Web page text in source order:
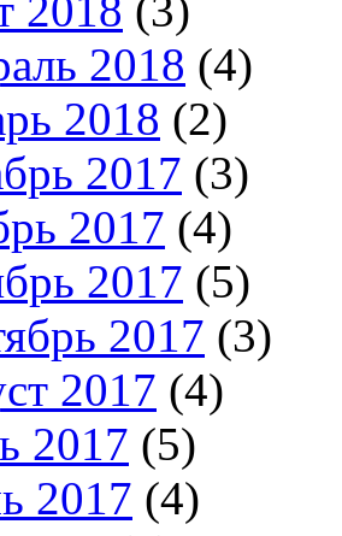
2018 (3)
2018 (4)
2018 (2)
2017 (3)
2017 (4)
2017 (5)
2017 (3)
2017 (4)
2017 (5)
2017 (4)